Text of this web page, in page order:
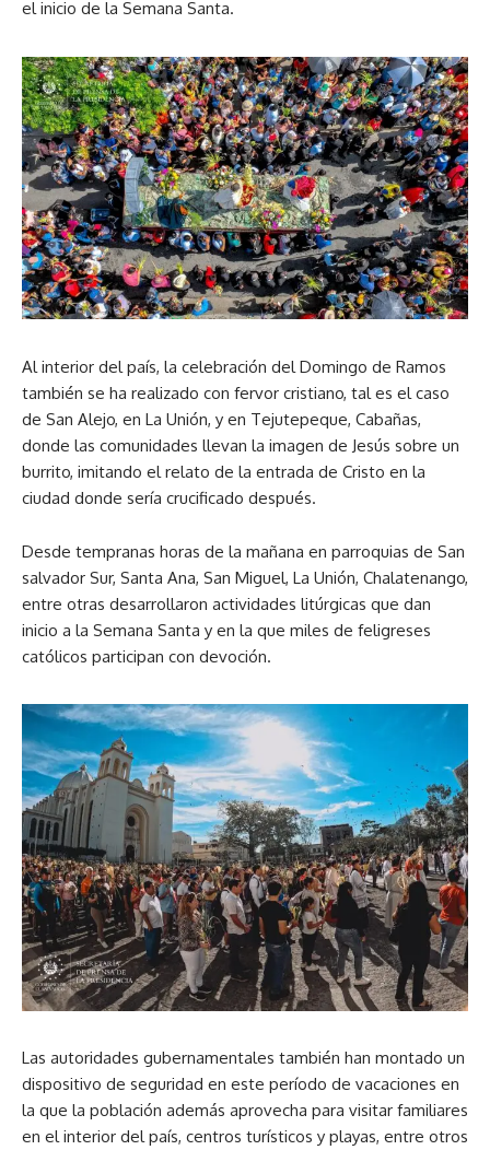
el inicio de la Semana Santa.
Al interior del país, la celebración del Domingo de Ramos
también se ha realizado con fervor cristiano, tal es el caso
de San Alejo, en La Unión, y en Tejutepeque, Cabañas,
donde las comunidades llevan la imagen de Jesús sobre un
burrito, imitando el relato de la entrada de Cristo en la
ciudad donde sería crucificado después.
Desde tempranas horas de la mañana en parroquias de San
salvador Sur, Santa Ana, San Miguel, La Unión, Chalatenango,
entre otras desarrollaron actividades litúrgicas que dan
inicio a la Semana Santa y en la que miles de feligreses
católicos participan con devoción.
Las autoridades gubernamentales también han montado un
dispositivo de seguridad en este período de vacaciones en
la que la población además aprovecha para visitar familiares
en el interior del país, centros turísticos y playas, entre otros